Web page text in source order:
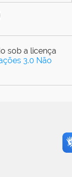
sob a licença
3.0 Não